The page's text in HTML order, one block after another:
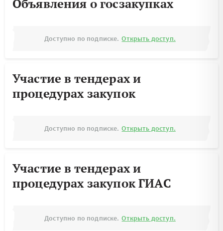
Объявления о госзакупках
Доступно по подписке. Открыть доступ.
Участие в тендерах и
процедурах закупок
Доступно по подписке. Открыть доступ.
Участие в тендерах и
процедурах закупок ГИАС
Доступно по подписке. Открыть доступ.